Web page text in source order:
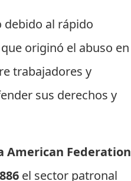
debido al rápido
originó el abuso en
trabajadores y
sus derechos y
American Federation
el sector patronal